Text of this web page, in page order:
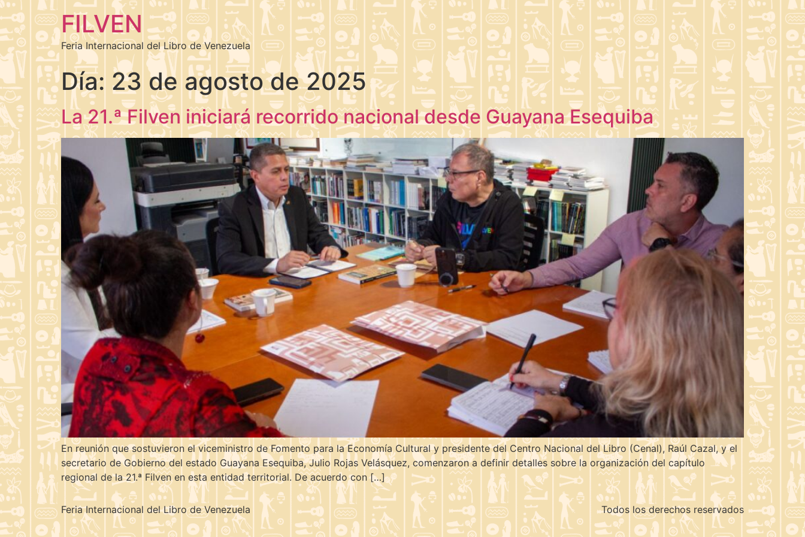
FILVEN
Feria Internacional del Libro de Venezuela
Día: 23 de agosto de 2025
La 21.ª Filven iniciará recorrido nacional desde Guayana Esequiba
En reunión que sostuvieron el viceministro de Fomento para la Economía Cultural y presidente del Centro Nacional del Libro (Cenal), Raúl Cazal, y el
secretario de Gobierno del estado Guayana Esequiba, Julio Rojas Velásquez, comenzaron a definir detalles sobre la organización del capítulo
regional de la 21.ª Filven en esta entidad territorial. De acuerdo con […]
Feria Internacional del Libro de Venezuela Todos los derechos reservados